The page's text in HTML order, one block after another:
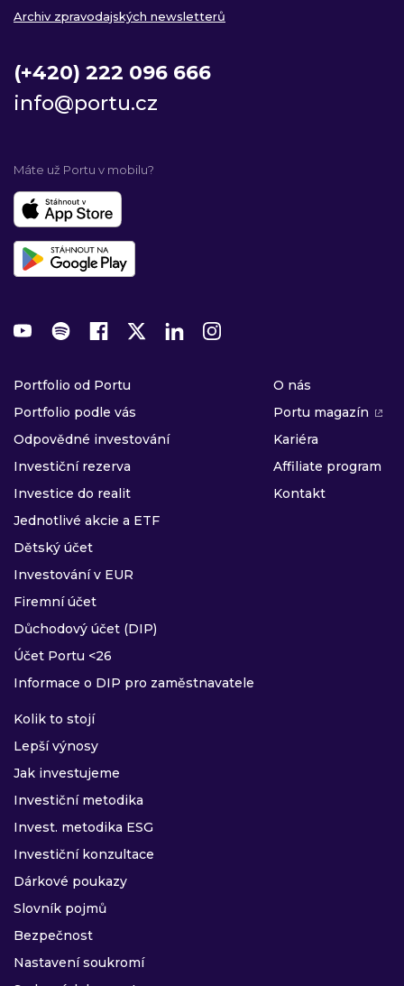
Archiv zpravodajských newsletterů
(+420) 222 096 666
info@portu.cz
Máte už Portu v mobilu?
Portfolio od Portu
Portfolio podle vás
Odpovědné investování
Investiční rezerva
Investice do realit
Jednotlivé akcie a ETF
Dětský účet
Investování v EUR
Firemní účet
Důchodový účet (DIP)
Účet Portu <26
Informace o DIP pro zaměstnavatele
Kolik to stojí
Lepší výnosy
Jak investujeme
Investiční metodika
Invest. metodika ESG
Investiční konzultace
Dárkové poukazy
Slovník pojmů
Bezpečnost
Nastavení soukromí
O nás
Portu magazín
Kariéra
Affiliate program
Kontakt